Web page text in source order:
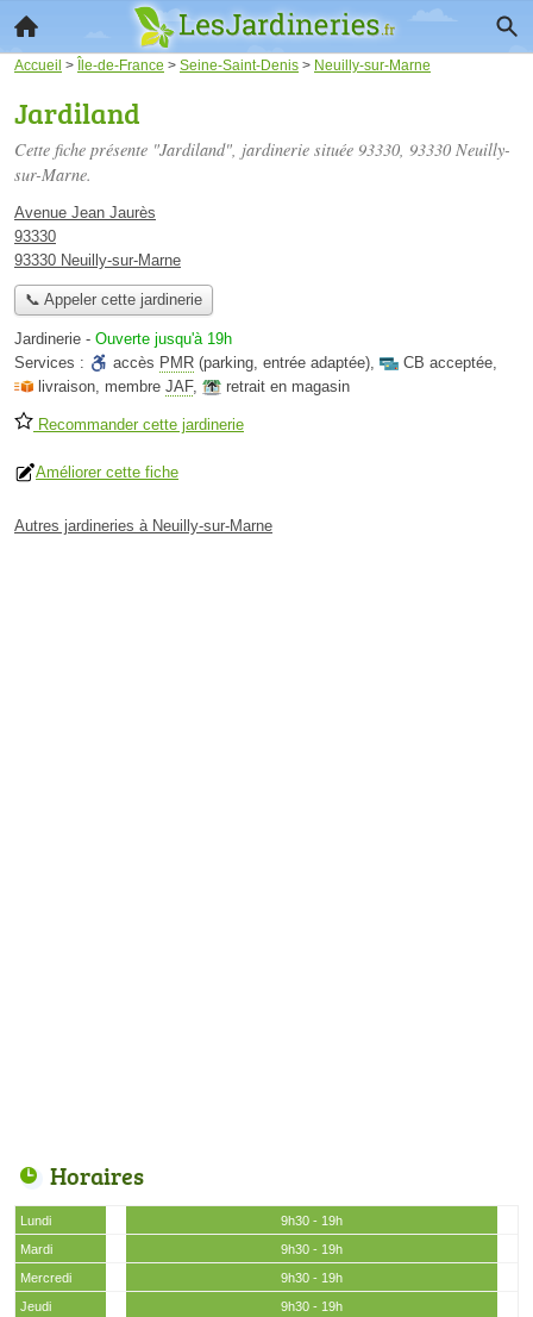
Accueil > Île-de-France > Seine-Saint-Denis > Neuilly-sur-Marne
Jardiland
Cette fiche présente "Jardiland", jardinerie située 93330, 93330 Neuilly-
sur-Marne.
Avenue Jean Jaurès
93330
93330 Neuilly-sur-Marne
📞 Appeler cette jardinerie
Jardinerie - Ouverte jusqu'à 19h
Services :
accès PMR (parking, entrée adaptée), CB acceptée,
livraison, membre JAF, retrait en magasin
Recommander cette jardinerie
Améliorer cette fiche
Autres jardineries à Neuilly-sur-Marne
Horaires
Lundi
9h30 - 19h
Mardi
9h30 - 19h
Mercredi
9h30 - 19h
Jeudi
9h30 - 19h